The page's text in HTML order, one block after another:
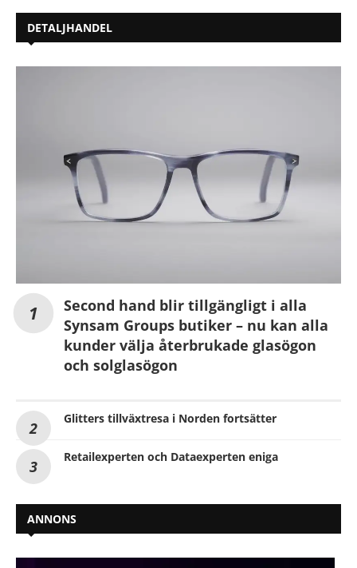
DETALJHANDEL
Second hand blir tillgängligt i alla
Synsam Groups butiker – nu kan alla
kunder välja återbrukade glasögon
och solglasögon
Glitters tillväxtresa i Norden fortsätter
Retailexperten och Dataexperten eniga
ANNONS